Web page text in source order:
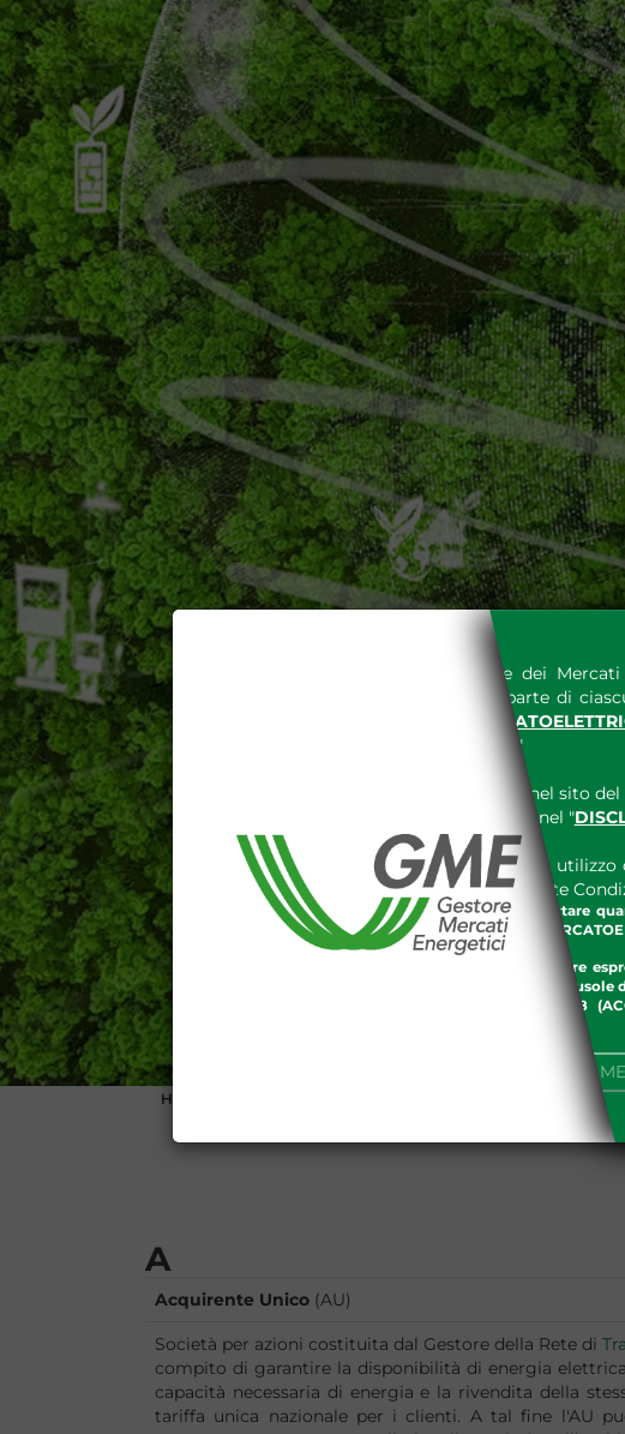
L'accesso al sito del Gestore dei
espressa e senza riserve, da parte di
SITO INTERNET
"
Le informazioni e i dati presenti nel sito
tutelati secondo quanto previsto nel "
E' espressamente vietato qualsiasi
parte, quanto previsto nelle suddette
Dichiaro di conoscere e accettare
DEL SITO INTERNET
Dichiaro di conoscere e accettare
del codice civile, le seguenti clausole
DATI PUBBLICATI DAL GME), 8
CONTINUA SU
Home
A
Acquirente Unico (AU)
Società per azioni costituita dal Gestore della Rete di
compito di garantire la disponibilità di energia
capacità necessaria di energia e la rivendita della
tariffa unica nazionale per i clienti. A tal fine l'AU